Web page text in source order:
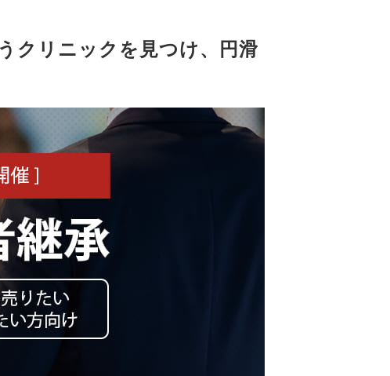
クリニックを見つけ、円滑